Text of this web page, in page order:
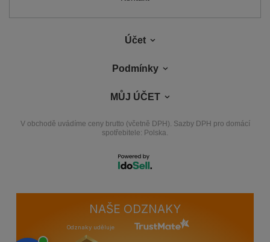
Účet
Podmínky
MŮJ ÚČET
V obchodě uvádíme ceny brutto (včetně DPH). Sazby DPH pro domácí
spotřebitele: Polska
NAŠE ODZNAKY
Odznaky uděluje